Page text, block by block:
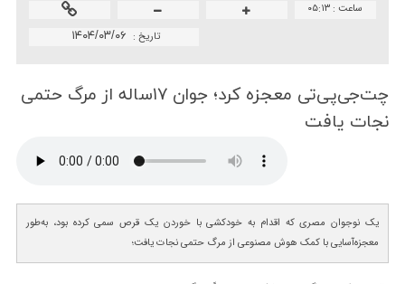
ساعت : ۰۵:۱۳
تاريخ : ۱۴۰۴/۰۳/۰۶
چت‌جی‌پی‌تی معجزه كرد؛ جوان ۱۷ساله از مرگ حتمی
نجات یافت
یک نوجوان مصری که اقدام به خودکشی با خوردن یک قرص سمی کرده بود، به‌طور
معجزه‌آسایی با کمک هوش مصنوعی از مرگ حتمی نجات یافت؛